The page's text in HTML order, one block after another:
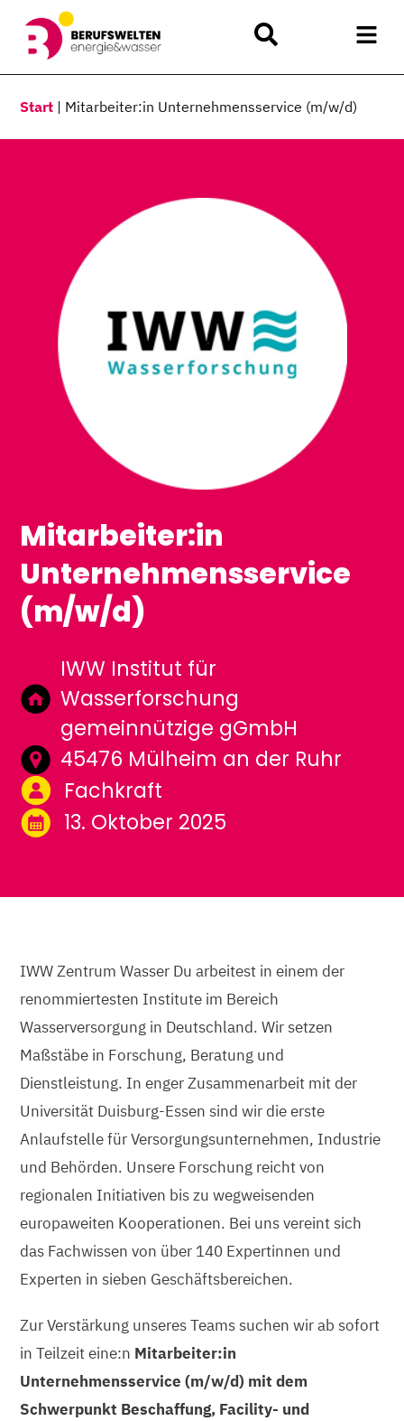
Start | Mitarbeiter:in Unternehmensservice (m/w/d)
Mitarbeiter:in
Unternehmensservice
(m/w/d)
IWW Institut für
Wasserforschung
gemeinnützige gGmbH
45476 Mülheim an der Ruhr
Fachkraft
13. Oktober 2025
IWW Zentrum Wasser Du arbeitest in einem der
renommiertesten Institute im Bereich
Wasserversorgung in Deutschland. Wir setzen
Maßstäbe in Forschung, Beratung und
Dienstleistung. In enger Zusammenarbeit mit der
Universität Duisburg-Essen sind wir die erste
Anlaufstelle für Versorgungsunternehmen, Industrie
und Behörden. Unsere Forschung reicht von
regionalen Initiativen bis zu wegweisenden
europaweiten Kooperationen. Bei uns vereint sich
das Fachwissen von über 140 Expertinnen und
Experten in sieben Geschäftsbereichen.
Zur Verstärkung unseres Teams suchen wir ab sofort
in Teilzeit eine:n Mitarbeiter:in
Unternehmensservice (m/w/d) mit dem
Schwerpunkt Beschaffung, Facility- und